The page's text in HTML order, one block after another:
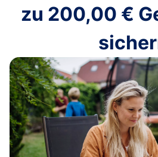
zu 200,00 €